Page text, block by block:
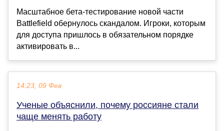
Масштабное бета-тестирование новой части
Battlefield обернулось скандалом. Игроки, которым
для доступа пришлось в обязательном порядке
активировать в...
14:23, 09 Фев
Ученые объяснили, почему россияне стали
чаще менять работу